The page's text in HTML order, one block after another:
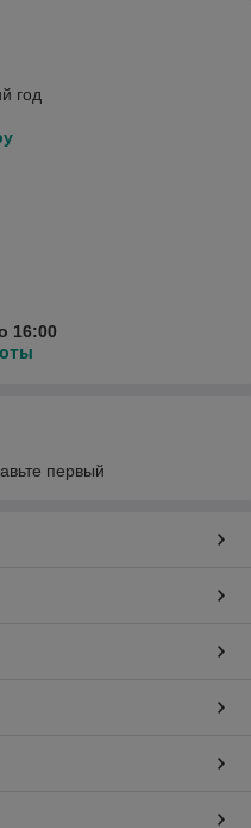
год
16:00
первый